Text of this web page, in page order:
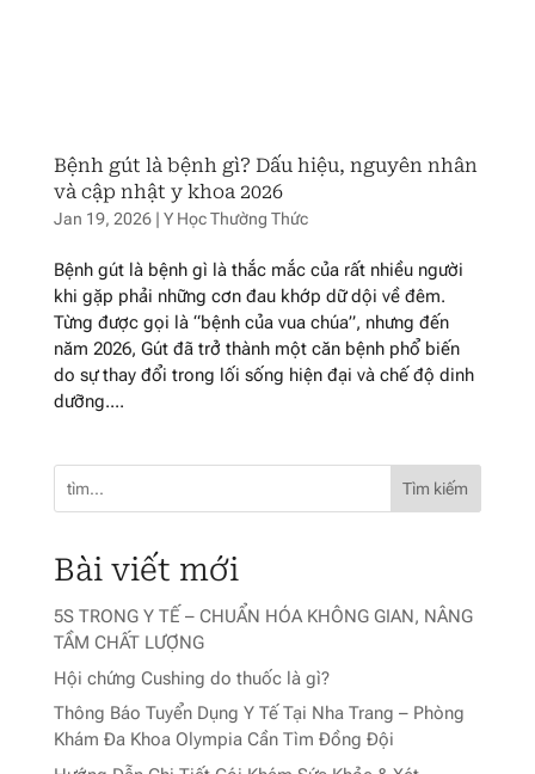
Bệnh gút là bệnh gì? Dấu hiệu, nguyên nhân
và cập nhật y khoa 2026
Jan 19, 2026| Y Học Thường Thức
Bệnh gút là bệnh gì là thắc mắc của rất nhiều người
khi gặp phải những cơn đau khớp dữ dội về đêm.
Từng được gọi là “bệnh của vua chúa”, nhưng đến
năm 2026, Gút đã trở thành một căn bệnh phổ biến
do sự thay đổi trong lối sống hiện đại và chế độ dinh
dưỡng....
Tìm kiếm
Bài viết mới
5S TRONG Y TẾ – CHUẨN HÓA KHÔNG GIAN, NÂNG
TẦM CHẤT LƯỢNG
Hội chứng Cushing do thuốc là gì?
Thông Báo Tuyển Dụng Y Tế Tại Nha Trang – Phòng
Khám Đa Khoa Olympia Cần Tìm Đồng Đội